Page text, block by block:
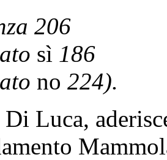
206
sì 186
no 224).
Di Luca,